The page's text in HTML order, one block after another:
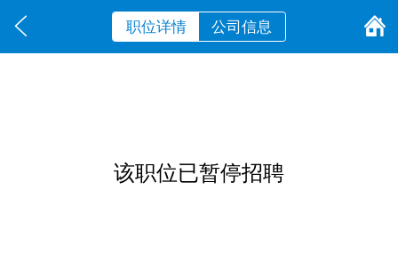
职位详情 公司信息
该职位已暂停招聘